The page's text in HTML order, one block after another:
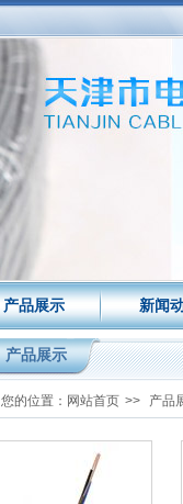
产品展示 新闻
产品展示
您的位置： 网站首页 >> 产品